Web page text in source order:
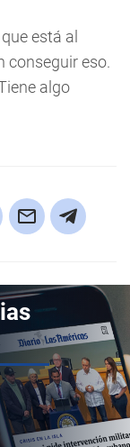
está al
conseguir eso.
algo